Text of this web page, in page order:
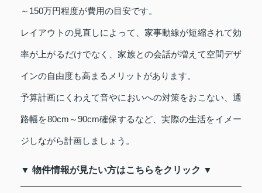
～150万円程度が費用の目安です。
レイアウトの見直しによって、家事動線が短縮されて効
率が上がるだけでなく、家族との会話が増えて空間デザ
インの自由度も高まるメリットがあります。
予算計画にくわえて音やにおいへの対策をおこない、通
路幅を80cm～90cm確保するなど、実際の生活をイメー
ジしながら計画しましょう。
▼ 物件情報が見たい方はこちらをクリック ▼